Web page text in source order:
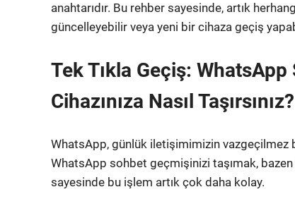
anahtarıdır. Bu rehber sayesinde, artık
güncelleyebilir veya yeni bir cihaza geçiş
Tek Tıkla Geçiş:
Cihazınıza Nasıl Taşırsınız?
WhatsApp, günlük iletişimimizin vazgeçilmez
WhatsApp sohbet geçmişinizi taşımak, bazen
sayesinde bu işlem artık çok daha kolay.